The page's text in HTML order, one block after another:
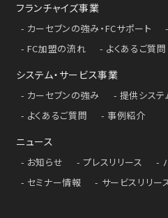
フランチャイズ事業
カーセブンの強み・FCサポート
FC加盟の流れ
よくあるご質問
システム・サービス事業
カーセブンの強み 提供システ
よくあるご質問
事例紹介
ニュース
お知らせ プレスリリース
セミナー情報
サービスリリー